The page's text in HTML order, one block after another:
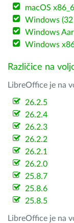
macOS
Windows
Windows
Windows
Različice na
LibreOffice je na
26.2.5
26.2.4
26.2.3
26.2.2
26.2.1
26.2.0
25.8.7
25.8.6
25.8.5
LibreOffice je na